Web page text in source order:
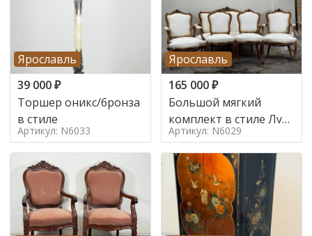
Ярославль
39 000₽
Торшер оникс/бронза
в стиле
Артикул: N6033
Ярославль
165 000₽
Большой мягкий
комплект в стиле Луи
в стиле
Артикул: N6029